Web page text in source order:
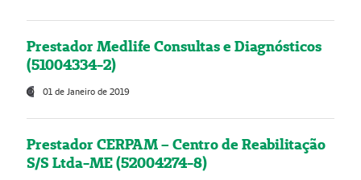
Prestador Medlife Consultas e Diagnósticos
(51004334-2)
01 de Janeiro de 2019
Prestador CERPAM – Centro de Reabilitação
S/S Ltda-ME (52004274-8)